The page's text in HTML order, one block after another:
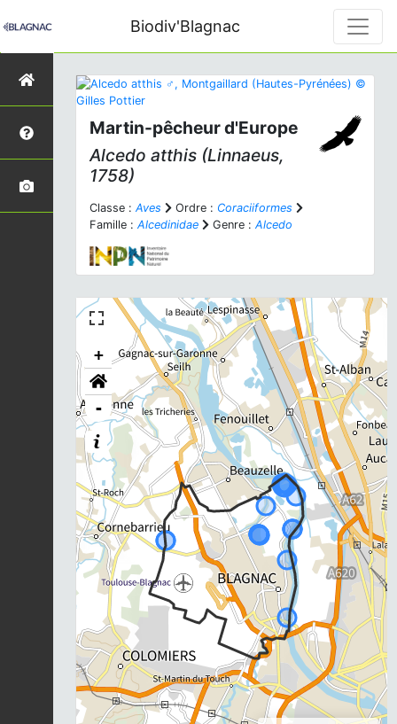
Biodiv'Blagnac
Martin-pêcheur d'Europe
Alcedo atthis (Linnaeus,
1758)
Classe : Aves Ordre : Coraciiformes
Famille : Alcedinidae Genre : Alcedo
+
-